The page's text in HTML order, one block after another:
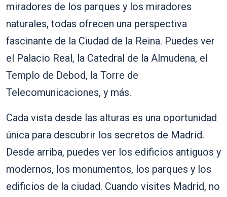
miradores de los parques y los miradores
naturales, todas ofrecen una perspectiva
fascinante de la Ciudad de la Reina. Puedes ver
el Palacio Real, la Catedral de la Almudena, el
Templo de Debod, la Torre de
Telecomunicaciones, y más.
Cada vista desde las alturas es una oportunidad
única para descubrir los secretos de Madrid.
Desde arriba, puedes ver los edificios antiguos y
modernos, los monumentos, los parques y los
edificios de la ciudad. Cuando visites Madrid, no